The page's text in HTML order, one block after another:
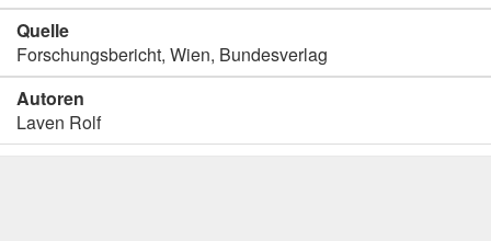
Quelle
Forschungsbericht, Wien, Bundesverlag
Autoren
Laven Rolf